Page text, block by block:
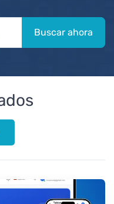
Buscar ahora